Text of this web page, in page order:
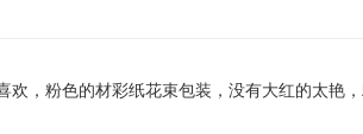
欢，粉色的材彩纸花束包装，没有大红的太艳